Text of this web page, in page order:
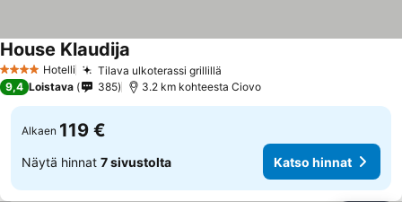
4 Tähtiluokitus
Hotelli Tilava ulkoterassi grillillä
House Klaudija
9,4 Loistava 385 3.2 km kohteesta Ciovo
Alkaen 119 €
Näytä hinnat 7 sivustolta Katso hinnat